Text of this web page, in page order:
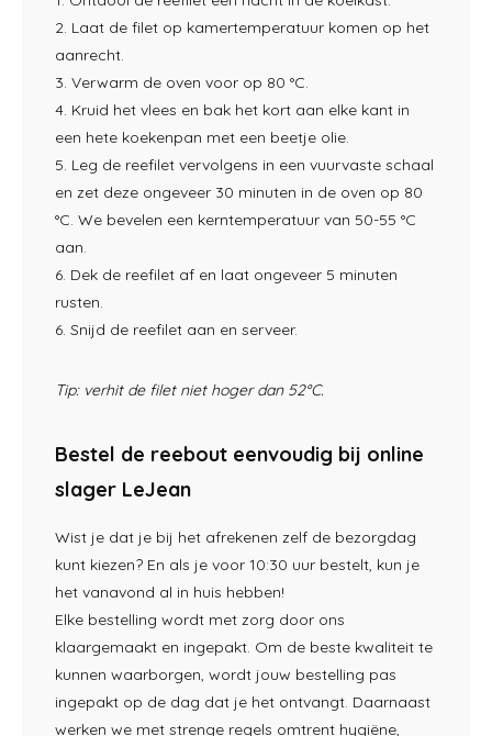
2. Laat de filet op kamertemperatuur komen op het
aanrecht.
3. Verwarm de oven voor op 80 °C.
4. Kruid het vlees en bak het kort aan elke kant in
een hete koekenpan met een beetje olie.
5. Leg de reefilet vervolgens in een vuurvaste schaal
en zet deze ongeveer 30 minuten in de oven op 80
°C. We bevelen een kerntemperatuur van 50-55 °C
aan.
6. Dek de reefilet af en laat ongeveer 5 minuten
rusten.
6. Snijd de reefilet aan en serveer.
Tip: verhit de filet niet hoger dan 52°C.
Bestel de reebout eenvoudig bij online
slager LeJean
Wist je dat je bij het afrekenen zelf de bezorgdag
kunt kiezen? En als je voor 10:30 uur bestelt, kun je
het vanavond al in huis hebben!
Elke bestelling wordt met zorg door ons
klaargemaakt en ingepakt. Om de beste kwaliteit te
kunnen waarborgen, wordt jouw bestelling pas
ingepakt op de dag dat je het ontvangt. Daarnaast
werken we met strenge regels omtrent hygiëne,